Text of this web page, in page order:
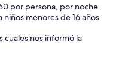
por persona, por noche.
menores de 16 años.
cuales nos informó la